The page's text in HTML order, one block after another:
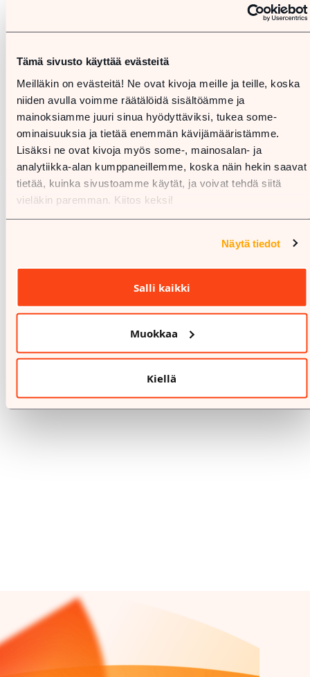
Tämä sivusto käyttää evästeitä
Meilläkin on evästeitä! Ne ovat kivoja meille ja teille, koska
niiden avulla voimme räätälöidä sisältöämme ja
mainoksiamme juuri sinua hyödyttäviksi, tukea some-
ominaisuuksia ja tietää enemmän kävijämääristämme.
Lisäksi ne ovat kivoja myös some-, mainosalan- ja
analytiikka-alan kumppaneillemme, koska näin hekin saavat
tietää, kuinka sivustoamme käytät, ja voivat tehdä siitä
vieläkin paremman. Kiitos keksi!
Näytä tiedot
Salli kaikki
Muokkaa
Kiellä
%
BIK BOK
Jäsentarjous